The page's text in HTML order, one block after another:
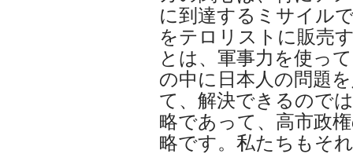
に到達するミサイル
をテロリストに販売
とは、軍事力を使っ
の中に日本人の問題
て、解決できるので
略であって、高市政
略です。私たちもそ